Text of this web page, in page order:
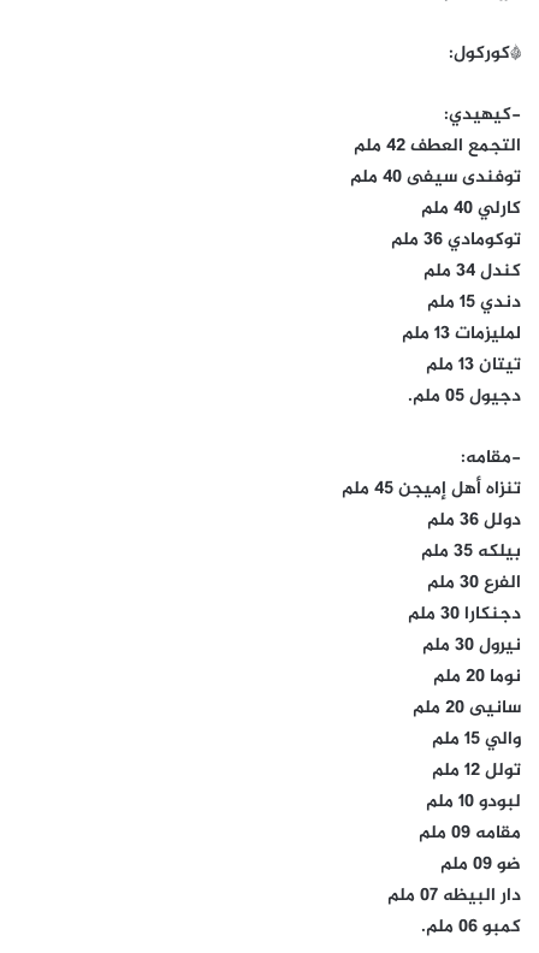
*كوركول:
-كيهيدي:
التجمع العطف 42 ملم
توفندى سيفى 40 ملم
كارلي 40 ملم
توكومادي 36 ملم
كندل 34 ملم
دندي 15 ملم
لمليزمات 13 ملم
تيتان 13 ملم
دجيول 05 ملم.
-مقامه:
تنزاه أهل إميجن 45 ملم
دولل 36 ملم
بيلكه 35 ملم
الفرع 30 ملم
دجنكارا 30 ملم
نيرول 30 ملم
نوما 20 ملم
سانيى 20 ملم
والي 15 ملم
تولل 12 ملم
لبودو 10 ملم
مقامه 09 ملم
ضو 09 ملم
دار البيظه 07 ملم
كمبو 06 ملم.